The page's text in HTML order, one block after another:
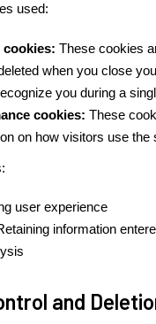
used:
cookies: These cookies
when you close
you during a
cookies: These
on how visitors use the
user experience
information
and